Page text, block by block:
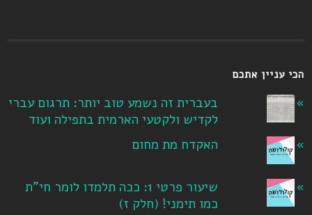
הכי עניין אתכם
בעברית זה נשמע טוב יותר: תרגום עברי
לקדיש ולקטעי הארמית בתפילה ועוד
האקדח מת מחום
שיעור פרטי 1: ככה תלמדו לומר חי"ת
כמו תימני! ‏(חלק ז‏)